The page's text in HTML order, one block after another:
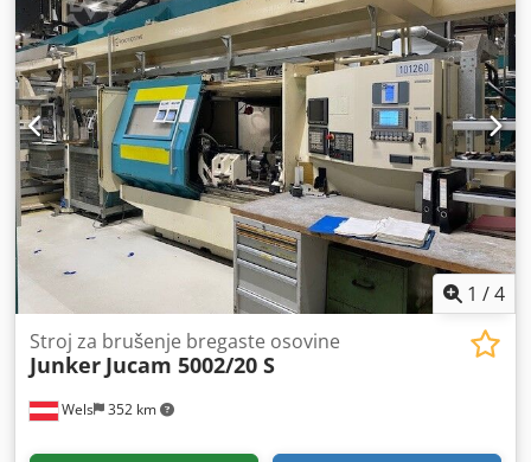
1 /4
Wels 352 km
Stroj za brušenje bregaste osovine
Junker Jucam 5002/20 S